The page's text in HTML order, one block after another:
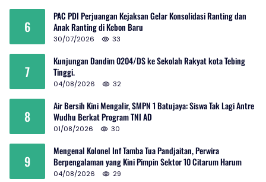
6
PAC PDI Perjuangan Kejaksan Gelar Konsolidasi Ranting dan
Anak Ranting di Kebon Baru
30/07/2026 33
7
Kunjungan Dandim 0204/DS ke Sekolah Rakyat kota Tebing
Tinggi.
04/08/2026 32
8
Air Bersih Kini Mengalir, SMPN 1 Batujaya: Siswa Tak Lagi Antre
Wudhu Berkat Program TNI AD
01/08/2026 30
9
Mengenal Kolonel Inf Tamba Tua Pandjaitan, Perwira
Berpengalaman yang Kini Pimpin Sektor 10 Citarum Harum
04/08/2026 29